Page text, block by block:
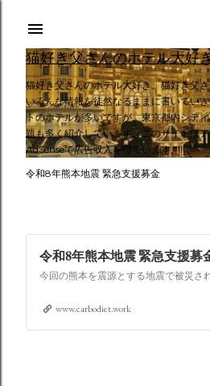
スキップしてメイン
猫好き父さんのホテル大好
猫好き父さんのホテル大好き。猫好き父
いろんな情報を徒然なるままに書いてい
トのホテルが多いですが、東京都内シテ
題も多く紹介しています。このサイトは
AdSenseで広告収入を得ています。
令和8年熊本地震 緊急支援募金
令和8年熊本地震 緊急支援募
www.carbodiet.work